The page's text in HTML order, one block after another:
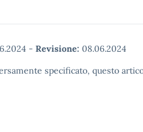
- Revisione: 08.06.2024
specificato, questo